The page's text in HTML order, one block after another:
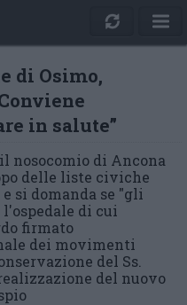
di Osimo,
in salute”
nosocomio di Ancona
delle liste civiche
si domanda se "gli
di cui
firmato
dei movimenti
del Ss.
del nuovo